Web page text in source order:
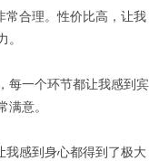
合理。性价比高，让我
。
一个环节都让我感到宾
满意。
感到身心都得到了极大